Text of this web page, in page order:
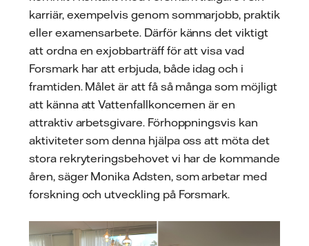
karriär, exempelvis genom sommarjobb, praktik
eller examensarbete. Därför känns det viktigt
att ordna en exjobbarträff för att visa vad
Forsmark har att erbjuda, både idag och i
framtiden. Målet är att få så många som möjligt
att känna att Vattenfallkoncernen är en
attraktiv arbetsgivare. Förhoppningsvis kan
aktiviteter som denna hjälpa oss att möta det
stora rekryteringsbehovet vi har de kommande
åren, säger Monika Adsten, som arbetar med
forskning och utveckling på Forsmark.